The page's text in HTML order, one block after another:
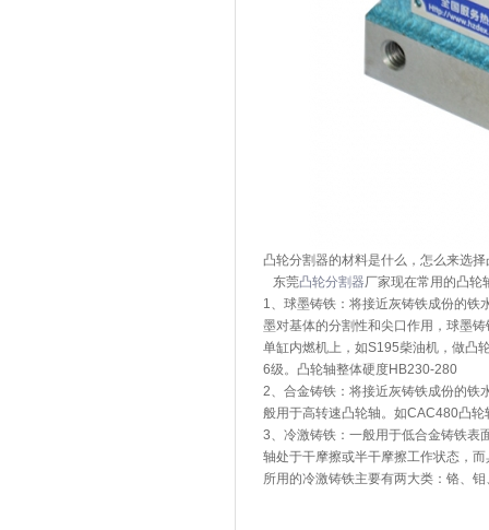
凸轮分割器的材料是什么，怎么来选
东莞凸轮分割器厂家现在常用的凸轮
1、球墨铸铁：将接近灰铸铁成份的铁
墨对基体的分割性和尖口作用，球墨
单缸内燃机上，如S195柴油机，做凸
6级。凸轮轴整体硬度HB230-280
2、合金铸铁：将接近灰铸铁成份的铁
般用于高转速凸轮轴。如CAC480凸
3、冷激铸铁：一般用于低合金铸铁表
轴处于干摩擦或半干摩擦工作状态，
所用的冷激铸铁主要有两大类：铬、